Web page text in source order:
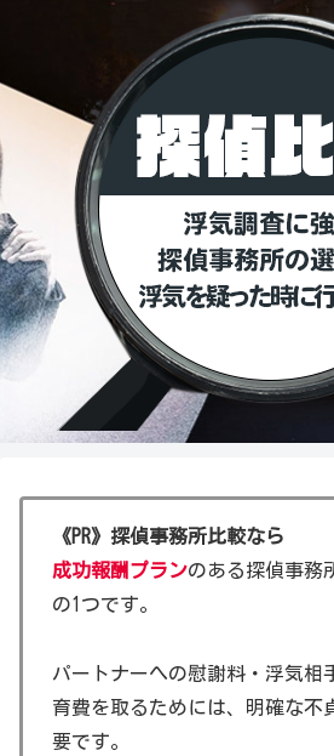
《PR》探偵事務所比較なら
成功報酬プランのある探偵事務
の1つです。
パートナーへの慰謝料・浮気相
育費を取るためには、明確な不
要です。